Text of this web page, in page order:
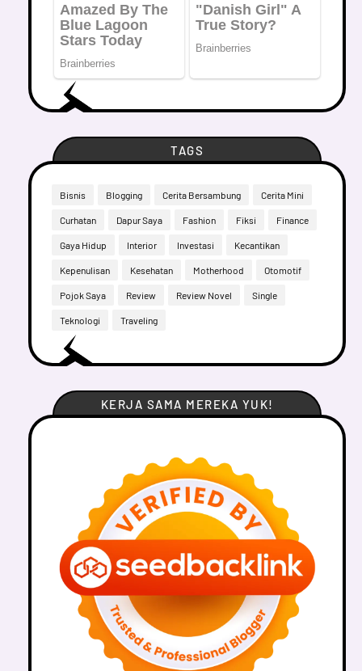
TAGS
Bisnis Blogging Cerita Bersambung Cerita Mini
Curhatan Dapur Saya Fashion Fiksi Finance
Gaya Hidup Interior Investasi Kecantikan
Kepenulisan Kesehatan Motherhood Otomotif
Pojok Saya Review Review Novel Single
Teknologi Traveling
KERJA SAMA MEREKA YUK!